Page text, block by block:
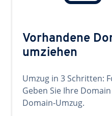
Vorhandene
umziehen
Umzug in 3 Schritten:
Geben Sie Ihre
Domain-Umzug.